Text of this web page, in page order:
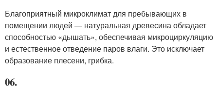
Благоприятный микроклимат для пребывающих в
помещении людей — натуральная древесина обладает
способностью «дышать», обеспечивая микроциркуляцию
и естественное отведение паров влаги. Это исключает
образование плесени, грибка.
06.